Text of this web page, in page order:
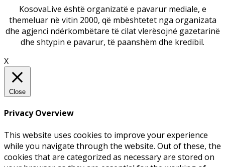
KosovaLive është organizatë e pavarur mediale, e
themeluar në vitin 2000, që mbështetet nga organizata
dhe agjenci ndërkombëtare të cilat vlerësojnë gazetarinë
dhe shtypin e pavarur, të paanshëm dhe kredibil.
X
Close
Privacy Overview
This website uses cookies to improve your experience
while you navigate through the website. Out of these, the
cookies that are categorized as necessary are stored on